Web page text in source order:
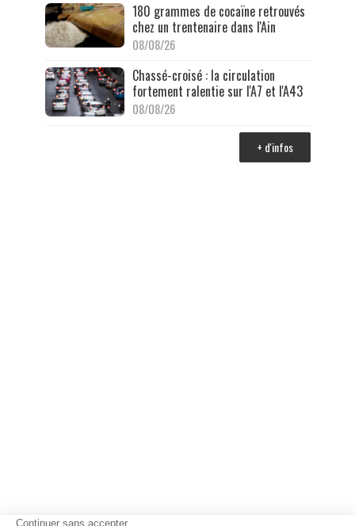
180 grammes de cocaïne retrouvés
chez un trentenaire dans l'Ain
08/08/26
Chassé-croisé : la circulation
fortement ralentie sur l'A7 et l'A43
08/08/26
+ d'infos